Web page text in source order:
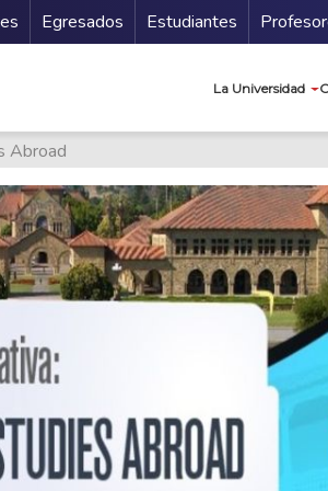
Secundario
Egresados Estudiantes
La Universidad
Abroad